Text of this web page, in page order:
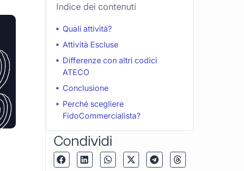
Indice dei contenuti
Quali attività?
Attività Escluse
Differenze con altri codici
ATECO
Conclusione
Perché scegliere
FidoCommercialista?
Condividi